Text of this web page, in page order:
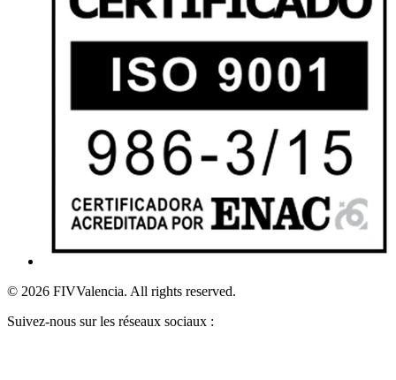
© 2026 FIVValencia. All rights reserved.
Suivez-nous sur les réseaux sociaux :